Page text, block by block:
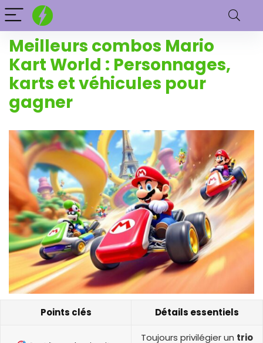
Meilleurs combos Mario
Kart World : Personnages,
karts et véhicules pour
gagner
Points clés Détails essentiels
Toujours privilégier un trio